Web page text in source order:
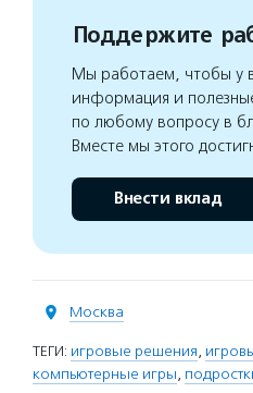
Поддержите
Мы работаем, чтобы у
информация и
по любому вопросу в
Вместе мы этого
Внести вклад
Москва
ТЕГИ: игровые решения,
компьютерные игры,